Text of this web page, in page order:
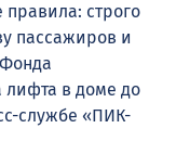
правила: строго
пассажиров и
лифта в доме до
службе «ПИК-